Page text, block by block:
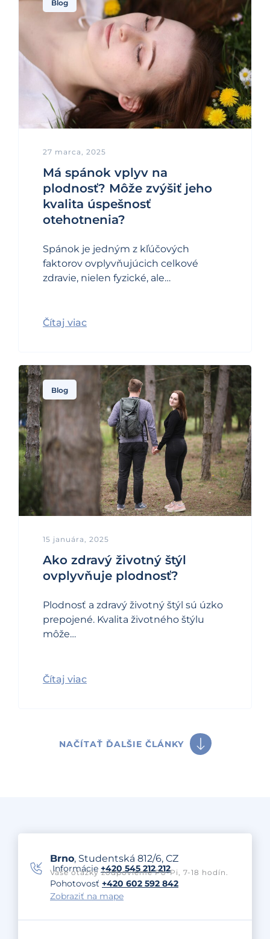
Blog
27 marca, 2025
Má spánok vplyv na
plodnosť? Môže zvýšiť jeho
kvalita úspešnosť
otehotnenia?
Spánok je jedným z kľúčových
faktorov ovplyvňujúcich celkové
zdravie, nielen fyzické, ale…
Čítaj viac
Blog
15 januára, 2025
Ako zdravý životný štýl
ovplyvňuje plodnosť?
Plodnosť a zdravý životný štýl sú úzko
prepojené. Kvalita životného štýlu
môže…
Čítaj viac
NAČÍTAŤ ĎALŠIE ČLÁNKY
Brno, Studentská 812/6, CZ
Informácie +420 545 212 212
Vaše otázky zodpovieme Po-Pi, 7-18 hodín.
Pohotovosť +420 602 592 842
Zobraziť na mape